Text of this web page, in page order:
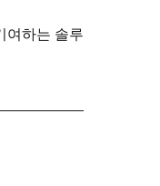
여하는 솔루